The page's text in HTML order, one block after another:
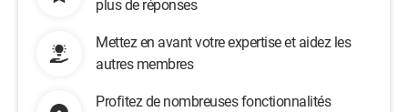
plus de réponses
Mettez en avant votre expertise et aidez les
autres membres
Profitez de nombreuses fonctionnalités